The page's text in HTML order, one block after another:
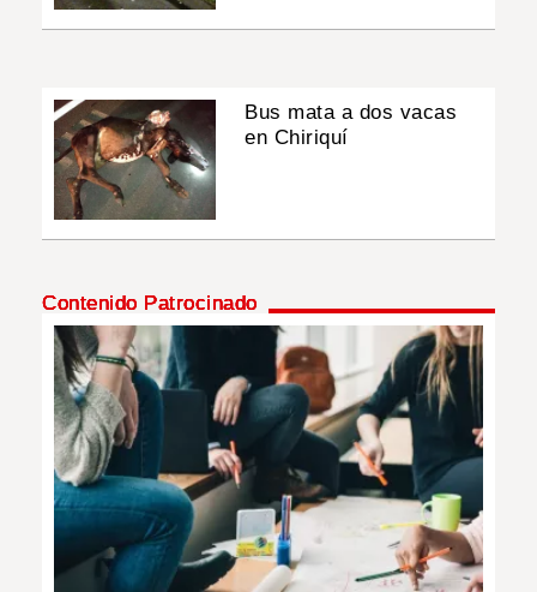
Bus mata a dos vacas
en Chiriquí
Contenido Patrocinado